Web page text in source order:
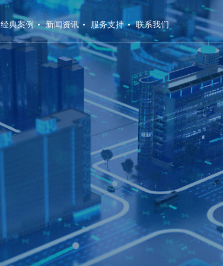
经典案例 新闻资讯 服务支持 联系我们